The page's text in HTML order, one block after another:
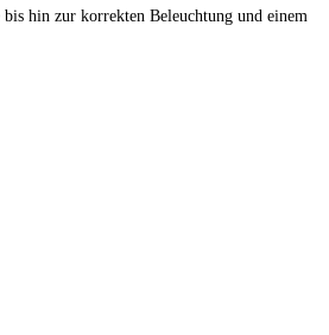
hin zur korrekten Beleuchtung und einem